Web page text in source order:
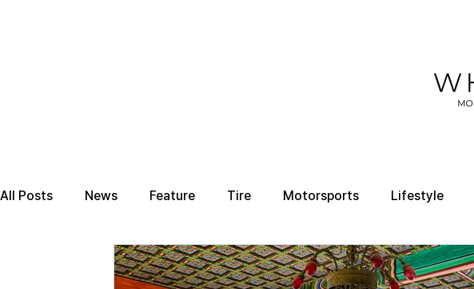
All Posts News Feature Tire Motorsports Lifestyle